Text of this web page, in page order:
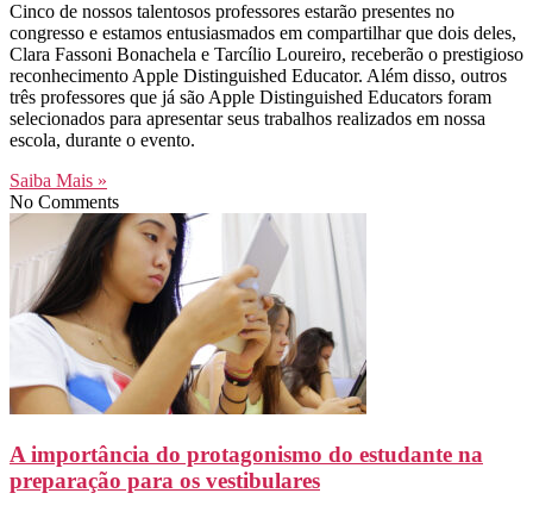
Cinco de nossos talentosos professores estarão presentes no
congresso e estamos entusiasmados em compartilhar que dois deles,
Clara Fassoni Bonachela e Tarcílio Loureiro, receberão o prestigioso
reconhecimento Apple Distinguished Educator. Além disso, outros
três professores que já são Apple Distinguished Educators foram
selecionados para apresentar seus trabalhos realizados em nossa
escola, durante o evento.
Saiba Mais »
No Comments
A importância do protagonismo do estudante na
preparação para os vestibulares